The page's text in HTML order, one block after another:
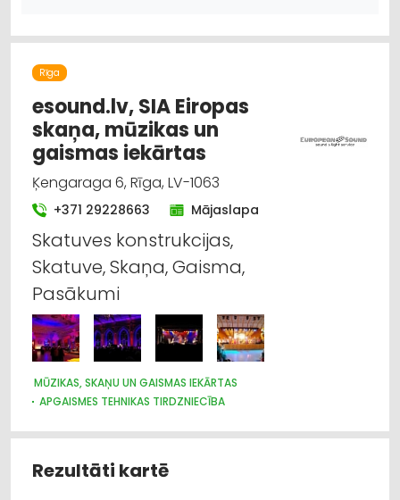
Rīga
esound.lv, SIA Eiropas
skaņa, mūzikas un
gaismas iekārtas
Ķengaraga 6, Rīga, LV-1063
+371 29228663 Mājaslapa
Skatuves konstrukcijas,
Skatuve, Skaņa, Gaisma,
Pasākumi
MŪZIKAS, SKAŅU UN GAISMAS IEKĀRTAS
APGAISMES TEHNIKAS TIRDZNIECĪBA
AUDIO UN VIDEOTEHNIKAS UN PIEDERUMU TIRDZNIECĪBA
Rezultāti kartē